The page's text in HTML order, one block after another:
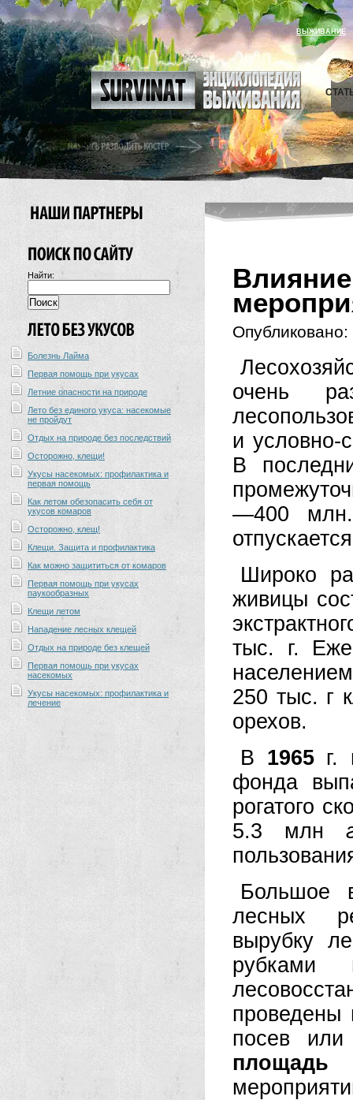
ВЫЖИВАНИЕ
Найти:
Болезнь Лайма
Первая помощь при укусах
Летние опасности на природе
Лето без единого укуса: насекомые
не пройдут
Отдых на природе без последствий
Осторожно, клещи!
Укусы насекомых: профилактика и
первая помощь
Как летом обезопасить себя от
укусов комаров
Осторожно, клещ!
Клещи. Защита и профилактика
Как можно защититься от комаров
Первая помощь при укусах
паукообразных
Клещи летом
Нападение лесных клещей
Отдых на природе без клещей
Первая помощь при укусах
насекомых
Укусы насекомых: профилактика и
лечение
Опубликовано:
очень
и
В
—400
Широко
живицы
тыс. г.
250 тыс. г
орехов.
В 1965г.
фонда
рогатого
5.3 млн
Большое
лесных
вырубку
посев
площадь